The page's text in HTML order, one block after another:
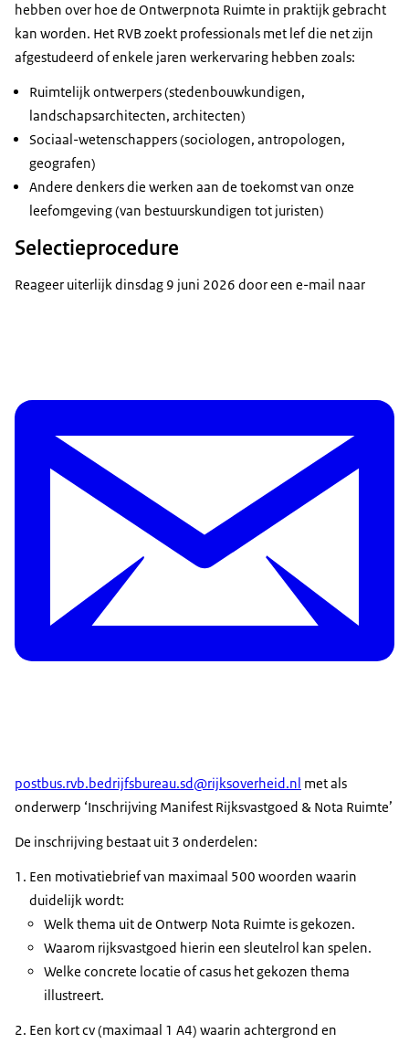
hebben over hoe de Ontwerpnota Ruimte in praktijk gebracht
kan worden. Het RVB zoekt professionals met lef die net zijn
afgestudeerd of enkele jaren werkervaring hebben zoals:
Ruimtelijk ontwerpers (stedenbouwkundigen,
landschapsarchitecten, architecten)
Sociaal-wetenschappers (sociologen, antropologen,
geografen)
Andere denkers die werken aan de toekomst van onze
leefomgeving (van bestuurskundigen tot juristen)
Selectieprocedure
Reageer uiterlijk dinsdag 9 juni 2026 door een e-mail naar
postbus.rvb.bedrijfsbureau.sd@rijksoverheid.nl met als
onderwerp ‘Inschrijving Manifest Rijksvastgoed & Nota Ruimte’
De inschrijving bestaat uit 3 onderdelen:
Een motivatiebrief van maximaal 500 woorden waarin
duidelijk wordt:
Welk thema uit de Ontwerp Nota Ruimte is gekozen.
Waarom rijksvastgoed hierin een sleutelrol kan spelen.
Welke concrete locatie of casus het gekozen thema
illustreert.
Een kort cv (maximaal 1 A4) waarin achtergrond en